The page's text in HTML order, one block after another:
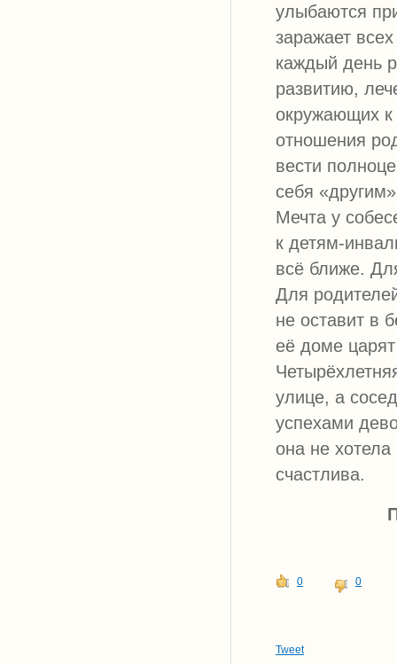
улыбаются
заражает
каждый день
развитию,
окружающих к
отношения
вести
себя
Мечта у
к детям-
всё ближе.
Для
не оставит в
её доме
улице, а
успехами
она не
счастлива.
0 0
Tweet